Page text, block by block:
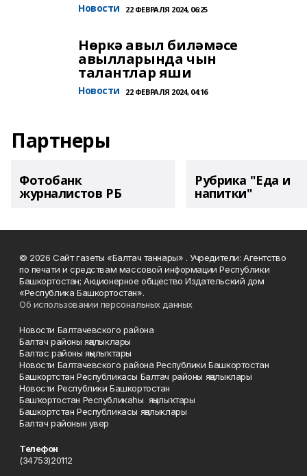
Новости 22 ФЕВРАЛЯ 2024, 06:25
Нөркә авыл биләмәсе
авылларында чын
талантлар яши
Новости 22 ФЕВРАЛЯ 2024, 04:16
Партнеры
Фотобанк
журналистов РБ
Рубрика "Еда и
напитки"
© 2026 Сайт газеты «Балтач таннары» . Учредители: Агентство
по печати и средствам массовой информации Республики
Башкортостан; Акционерное общество Издательский дом
«Республика Башкортостан».
Об использовании персональных данных
Новости Балтачевского района
Балтач районы яңалыклары
Балтас районы яңылыҡтары
Новости Балтачевского района Республики Башкортостан
Башкортстан Республикасы Балтач районы яңалыклары
Новости Республики Башкортостан
Башҡортостан Республикаһы яңылыҡтары
Башкортстан Республикасы яңалыклары
Балтач районын увер
Телефон
(34753)20112